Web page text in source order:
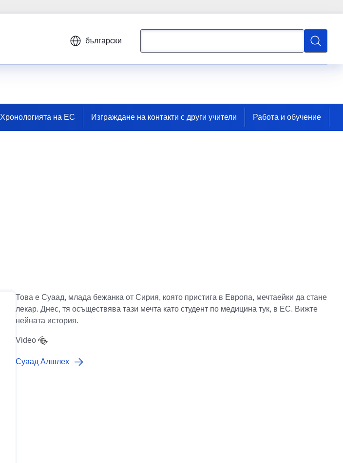
български
Търсене
Xронологията на ЕС Изграждане на контакти с други учители Работа и обучение
Това е Суаад, млада бежанка от Сирия, която пристига в Европа, мечтаейки да стане
лекар. Днес, тя осъществява тази мечта като студент по медицина тук, в ЕС. Вижте
нейната история.
Video
Суаад Алшлех